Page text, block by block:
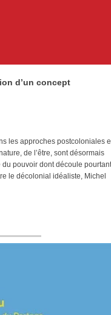
d’un concept
les approches postcoloniales
de l’être, sont désormais
pouvoir dont découle pourtant
le décolonial idéaliste, Michel